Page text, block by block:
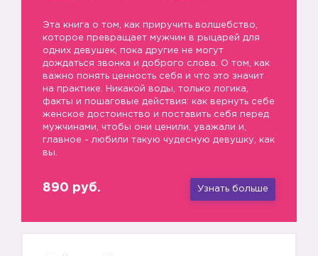
Эта книга о том, как приручить волшебство,
которое превращает мужчин в рыцарей для
одних девушек, пока другие не могут
дождаться звонка и доброго слова. О том, как
важно понять ценность себя и что это значит
на практике. Никакой воды, только логика,
факты и пошаговые действия: как вернуть себе
женское достоинство и поставить себя перед
мужчинами, чтобы они ценили, уважали и,
главное - любили такую чудесную девушку, как
вы.
890 руб. Узнать больше